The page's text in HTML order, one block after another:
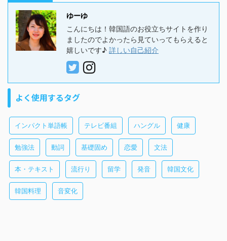
ゆーゆ
こんにちは！韓国語のお役立ちサイトを作り
ましたのでよかったら見ていってもらえると
嬉しいです♪ 詳しい自己紹介
よく使用するタグ
インパクト単語帳 テレビ番組 ハングル 健康
勉強法 動詞 基礎固め 恋愛 文法
本・テキスト 流行り 留学 発音 韓国文化
韓国料理 音変化